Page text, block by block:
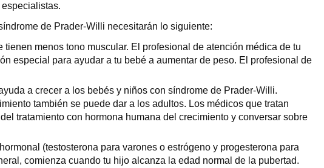
de Prader-Willi necesitarán lo siguiente:
menos tono muscular. El profesional de atención médica de tu
especial para ayudar a tu bebé a aumentar de peso. El profesional de
a crecer a los bebés y niños con síndrome de Prader-Willi.
también se puede dar a los adultos. Los médicos que tratan
tratamiento con hormona humana del crecimiento y conversar sobre
(testosterona para varones o estrógeno y progesterona para
comienza cuando tu hijo alcanza la edad normal de la pubertad.